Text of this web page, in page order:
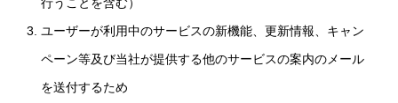
ユーザーが利用中のサービスの新機能、更新情報、キャン
ペーン等及び当社が提供する他のサービスの案内のメール
を送付するため